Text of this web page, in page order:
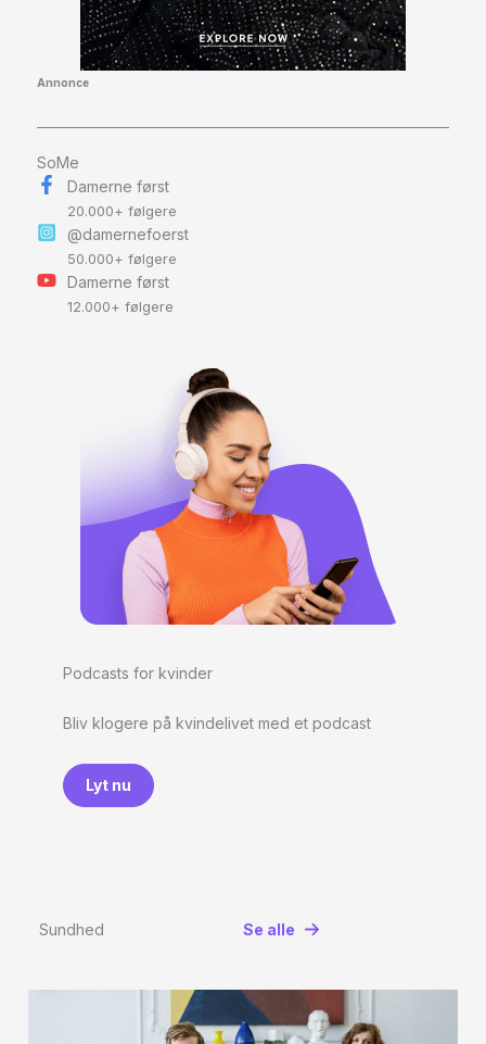
Annonce
SoMe
Damerne først
20.000+ følgere
@damernefoerst
50.000+ følgere
Damerne først
12.000+ følgere
Podcasts for kvinder
Bliv klogere på kvindelivet med et podcast
Lyt nu
Sundhed Se alle